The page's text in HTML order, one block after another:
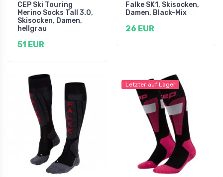
CEP Ski Touring
Merino Socks Tall 3.0,
Skisocken, Damen,
hellgrau
51 EUR
Falke SK1, Skisocken,
Damen, Black-Mix
26 EUR
Letzter auf Lager